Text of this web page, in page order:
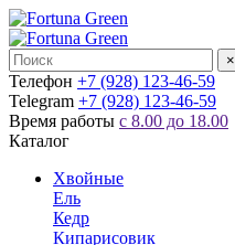
×
Телефон +7 (928) 123-46-59
Telegram +7 (928) 123-46-59
Время работы с 8.00 до 18.00
Каталог
Хвойные
Ель
Кедр
Кипарисовик